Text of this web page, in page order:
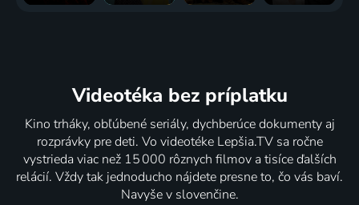
Videotéka bez príplatku
Kino trháky, obľúbené seriály, dychberúce dokumenty aj
rozprávky pre deti. Vo videotéke Lepšia.TV sa ročne
vystrieda viac než 15 000 rôznych filmov a tisíce ďalších
relácií. Vždy tak jednoducho nájdete presne to, čo vás baví.
Navyše v slovenčine.